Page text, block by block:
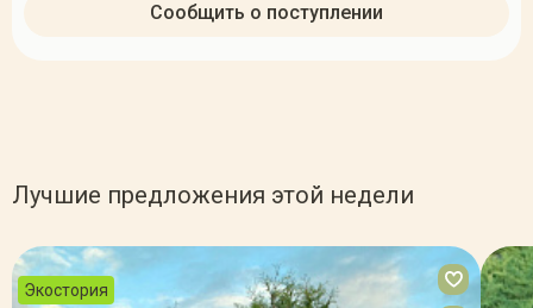
Сообщить о поступлении
Лучшие предложения этой недели
Экостория